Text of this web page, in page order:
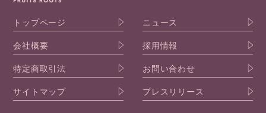
トップページ
ニュース
会社概要
採用情報
特定商取引法
お問い合わせ
サイトマップ
プレスリリース